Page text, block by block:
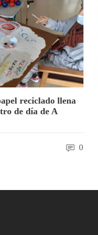
reciclado llena
de día de A
0